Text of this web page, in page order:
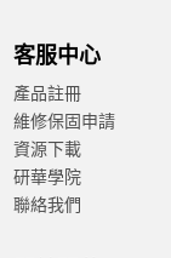
客服中心
產品註冊
維修保固申請
資源下載
研華學院
聯絡我們